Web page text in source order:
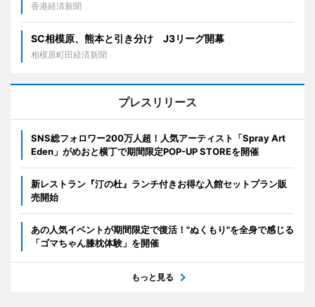
香港経済新聞
SC相模原、熊本と引き分け J3リーグ開幕
相模原町田経済新聞
プレスリリース
SNS総フォロワー200万人超！人気アーティスト「Spray Art
Eden」がめおと横丁で期間限定POP-UP STOREを開催
新レストラン『汀の杜』ランチ付きお得な入館セットプラン販
売開始
あの人気イベントが期間限定で復活！"ぬくもり"を全身で感じる
「ゴマちゃん膝枕体験」を開催
もっと見る